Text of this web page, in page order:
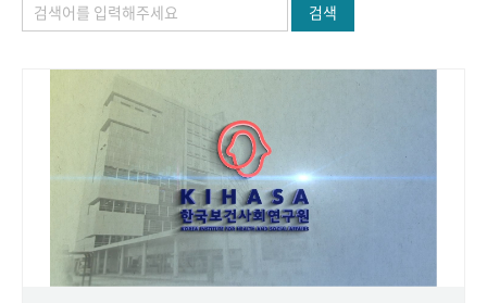
정책과 연구 키워드로 보는 연구 역사
연구자들
기록물 아카이브
사진 아카이브 문서 기록물 행정박물 영상 기록물
주년 기념
성과 50선 숫자로 보는 50년
검색